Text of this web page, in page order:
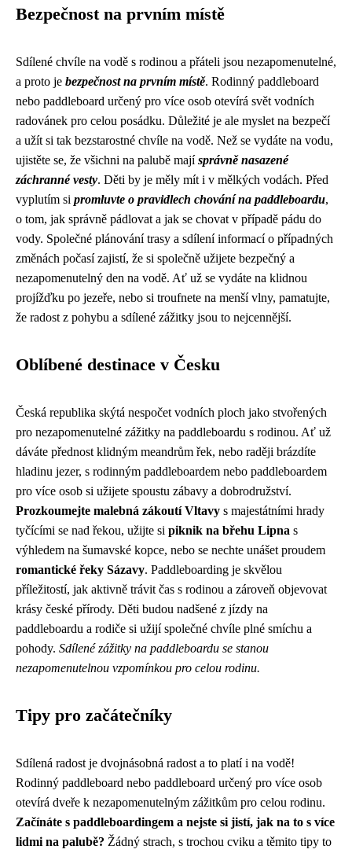
Bezpečnost na prvním místě
Sdílené chvíle na vodě s rodinou a přáteli jsou nezapomenutelné,
a proto je bezpečnost na prvním místě. Rodinný paddleboard
nebo paddleboard určený pro více osob otevírá svět vodních
radovánek pro celou posádku. Důležité je ale myslet na bezpečí
a užít si tak bezstarostné chvíle na vodě. Než se vydáte na vodu,
ujistěte se, že všichni na palubě majísprávně nasazené
záchranné vesty. Děti by je měly mít i v mělkých vodách. Před
vyplutím si promluvte o pravidlech chování na paddleboardu,
o tom, jak správně pádlovat a jak se chovat v případě pádu do
vody. Společné plánování trasy a sdílení informací o případných
změnách počasí zajistí, že si společně užijete bezpečný a
nezapomenutelný den na vodě. Ať už se vydáte na klidnou
projížďku po jezeře, nebo si troufnete na menší vlny, pamatujte,
že radost z pohybu a sdílené zážitky jsou to nejcennější.
Oblíbené destinace v Česku
Česká republika skýtá nespočet vodních ploch jako stvořených
pro nezapomenutelné zážitky na paddleboardu s rodinou. Ať už
dáváte přednost klidným meandrům řek, nebo raději brázdíte
hladinu jezer, s rodinným paddleboardem nebo paddleboardem
pro více osob si užijete spoustu zábavy a dobrodružství.
Prozkoumejte malebná zákoutí Vltavy s majestátními hrady
tyčícími se nad řekou, užijte si piknik na břehu Lipna s
výhledem na šumavské kopce, nebo se nechte unášet proudem
romantické řeky Sázavy. Paddleboarding je skvělou
příležitostí, jak aktivně trávit čas s rodinou a zároveň objevovat
krásy české přírody. Děti budou nadšené z jízdy na
paddleboardu a rodiče si užijí společné chvíle plné smíchu a
pohody. Sdílené zážitky na paddleboardu se stanou
nezapomenutelnou vzpomínkou pro celou rodinu.
Tipy pro začátečníky
Sdílená radost je dvojnásobná radost a to platí i na vodě!
Rodinný paddleboard nebo paddleboard určený pro více osob
otevírá dveře k nezapomenutelným zážitkům pro celou rodinu.
Začínáte s paddleboardingem a nejste si jistí, jak na to s více
lidmi na palubě? Žádný strach, s trochou cviku a těmito tipy to